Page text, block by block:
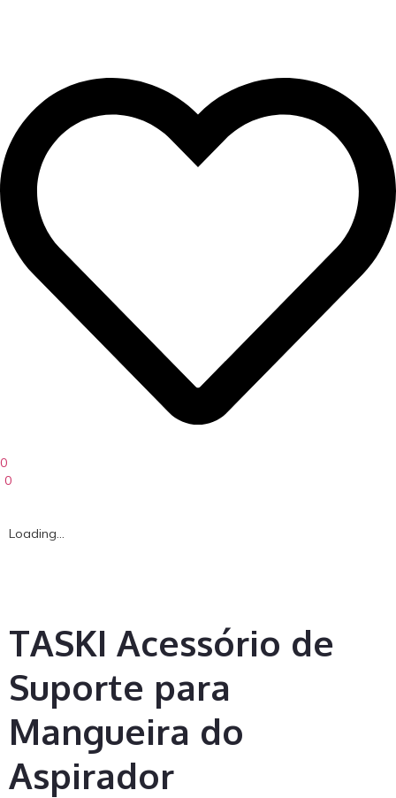
0
0
Loading...
TASKI Acessório de
Suporte para
Mangueira do
Aspirador